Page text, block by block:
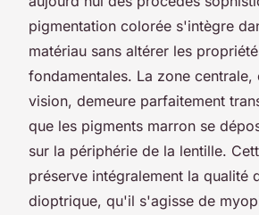
pigmentation colorée s'intègre
matériau sans altérer les
fondamentales. La zone centrale,
vision, demeure parfaitement
que les pigments marron se
sur la périphérie de la lentille.
préserve intégralement la qualité
dioptrique, qu'il s'agisse de